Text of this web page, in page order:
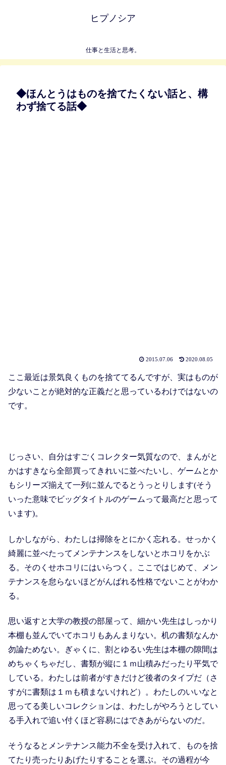
ヒプノシア
仕事と生活と思考。
◆ほんとうはものを捨てたくない話と、構
わず捨てる話◆
2015.07.06 2020.08.05
ここ最近は景気良くものを捨ててるんですが、実はものが
少ないことが絶対的な正義だと思っているわけではないの
です。
じっさい、自分はすごくコレクター気質なので、まんがと
かはすきなら全部買ってきれいに並べたいし、ゲームとか
もシリーズ揃えて一列に並んでるとうっとりします(そう
いった意味でビッグタイトルのゲームって最高だと思って
います)。
しかしながら、わたしは掃除をとにかく忘れる。せっかく
綺麗に並べたってメンテナンスをしないとホコリをかぶ
る。そのくせホコリにはいらつく。ここではじめて、メン
テナンスを怠らないほどがんばれる性格でないことがわか
る。
思い返すと大学の教授の部屋って、細かい先生はしっかり
本棚も並んでいてホコリもあんまりない。机の書類なんか
勿論ためない。ぎゃくに、割とゆるい先生は本棚の隙間は
めちゃくちゃだし、書類が縦に１ｍ山積みだったり平気で
している。わたしは前者がすきだけど後者のタイプだ（さ
すがに書類は１ｍも積まないけれど）。わたしのいいなと
思ってる美しいコレクションは、わたしがやろうとしてい
る手入れで追い付くほど容易にはできあがらないのだ。
そうなるとメンテナンス能力不全を受け入れて、ものを捨
てたり売ったりあげたりすることを選ぶ。その過程が今